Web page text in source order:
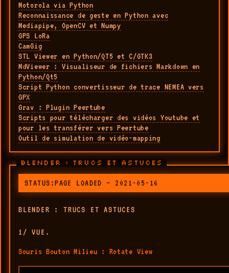
Motorola via Python
Reconnaissance de geste en Python avec
Mediapipe, OpenCV et Numpy
GPS LoRa
CamGig
STL Viewer en Python/QT5 et C/GTK3
MdViewer : Visualiseur de fichiers Markdown en
Python/Qt5
Script Python convertisseur de trace NEMEA vers
GPX
Grav : Plugin Peertube
Scripts pour télécharger des vidéos Youtube et
pour les transférer vers Peertube
Outil de simulation de vidéo-mapping
BLENDER : TRUCS ET ASTUCES
STATUS:PAGE LOADED — 2021-05-16
BLENDER : TRUCS ET ASTUCES
1/ VUE.
Souris Bouton Milieu : Rotate View